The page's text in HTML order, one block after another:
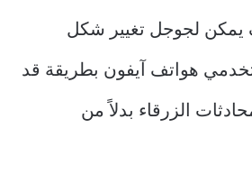
لجوجل تغيير شكل
هواتف آيفون بطريقة قد
الزرقاء بدلاً من